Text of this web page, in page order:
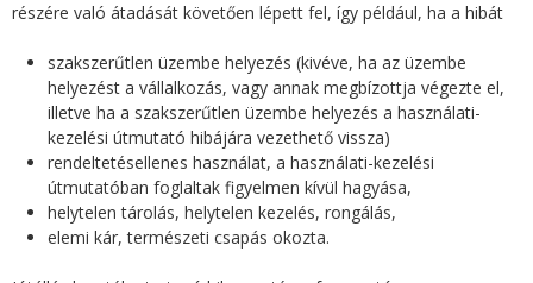
n
g
részére való átadását követően lépett fel, így például, ha a hibát
szakszerűtlen üzembe helyezés (kivéve, ha az üzembe
helyezést a vállalkozás, vagy annak megbízottja végezte el,
illetve ha a szakszerűtlen üzembe helyezés a használati-
kezelési útmutató hibájára vezethető vissza)
rendeltetésellenes használat, a használati-kezelési
útmutatóban foglaltak figyelmen kívül hagyása,
helytelen tárolás, helytelen kezelés, rongálás,
elemi kár, természeti csapás okozta.